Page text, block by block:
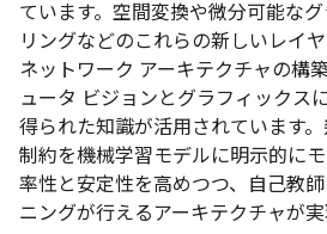
ています。空間変換や微分可能な
リングなどのこれらの新しいレイ
ネットワーク アーキテクチャの構
ュータ ビジョンとグラフィックス
得られた知識が活用されています
制約を機械学習モデルに明示的に
率性と安定性を高めつつ、自己教
ニングが行えるアーキテクチャが実